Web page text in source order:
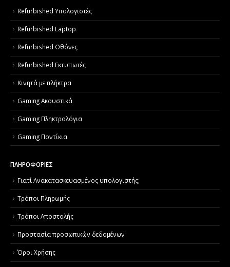
Refurbished Υπολογιστές
Refurbished Laptop
Refurbished Οθόνες
Refurbished Εκτυπωτές
Κινητά με πλήκτρα
Gaming Ακουστικά
Gaming Πληκτρολόγια
Gaming Ποντίκια
ΠΛΗΡΟΦΟΡΙΕΣ
Γιατί Aνακατασκευασμένος υπολογιστής;
Τρόποι Πληρωμής
Τρόποι Αποστολής
Προστασία προσωπικών δεδομένων
Όροι Χρήσης